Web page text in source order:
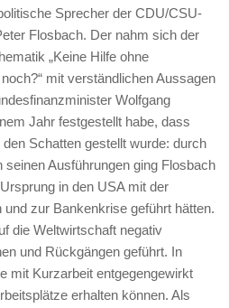
Sprecher der CDU/CSU-
Flosbach. Der nahm sich der
„Keine Hilfe ohne
mit verständlichen Aussagen
Wolfgang
Jahr festgestellt habe, dass
Schatten gestellt wurde: durch
Ausführungen ging Flosbach
in den USA mit der
zur Bankenkrise geführt hätten.
die Weltwirtschaft negativ
und Rückgängen geführt. In
mit Kurzarbeit entgegengewirkt
erhalten können. Als